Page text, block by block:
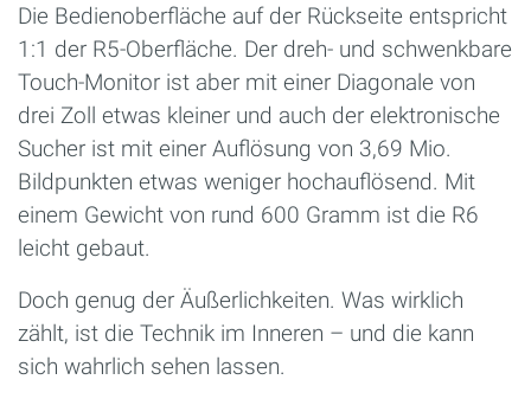
Die Bedienoberfläche auf der Rückseite entspricht
1:1 der R5-Oberfläche. Der dreh- und schwenkbare
Touch-Monitor ist aber mit einer Diagonale von
drei Zoll etwas kleiner und auch der elektronische
Sucher ist mit einer Auflösung von 3,69 Mio.
Bildpunkten etwas weniger hochauflösend. Mit
einem Gewicht von rund 600 Gramm ist die R6
leicht gebaut.
Doch genug der Äußerlichkeiten. Was wirklich
zählt, ist die Technik im Inneren – und die kann
sich wahrlich sehen lassen.